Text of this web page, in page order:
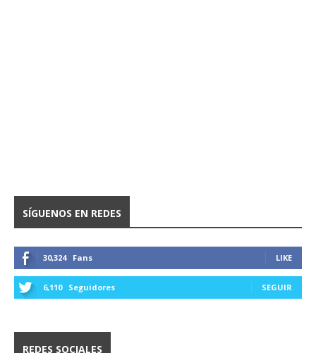
SÍGUENOS EN REDES
30,324 Fans LIKE
6,110 Seguidores SEGUIR
REDES SOCIALES